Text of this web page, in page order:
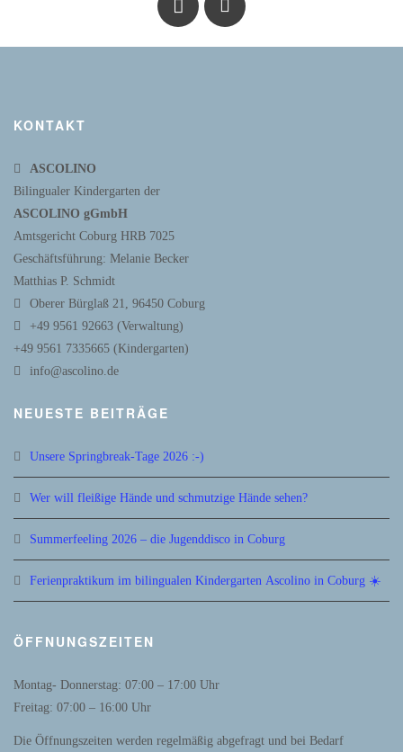
KONTAKT
ASCOLINO
Bilingualer Kindergarten der
ASCOLINO gGmbH
Amtsgericht Coburg HRB 7025
Geschäftsführung: Melanie Becker
Matthias P. Schmidt
Oberer Bürglaß 21, 96450 Coburg
+49 9561 92663 (Verwaltung)
+49 9561 7335665 (Kindergarten)
info@ascolino.de
NEUESTE BEITRÄGE
Unsere Springbreak-Tage 2026 :-)
Wer will fleißige Hände und schmutzige Hände sehen?
Summerfeeling 2026 – die Jugenddisco in Coburg
Ferienpraktikum im bilingualen Kindergarten Ascolino in Coburg ☀️
ÖFFNUNGSZEITEN
Montag- Donnerstag: 07:00 – 17:00 Uhr
Freitag: 07:00 – 16:00 Uhr
Die Öffnungszeiten werden regelmäßig abgefragt und bei Bedarf